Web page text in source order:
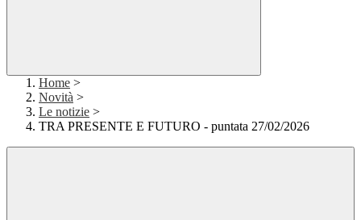
Home >
Novità >
Le notizie >
TRA PRESENTE E FUTURO - puntata 27/02/2026